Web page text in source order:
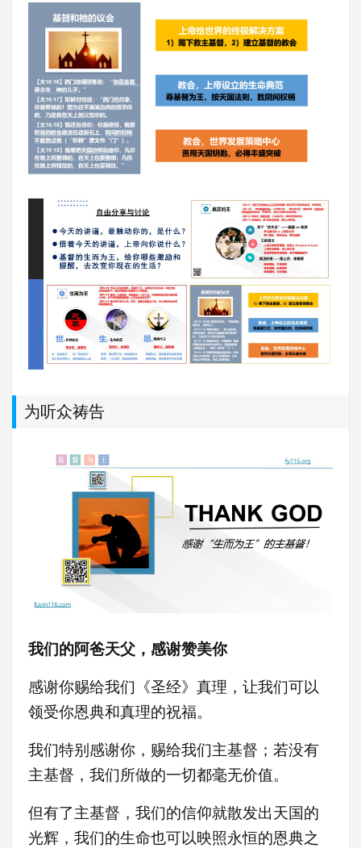
为听众祷告
我们的阿爸天父，感谢赞美你
感谢你赐给我们《圣经》真理，让我们可以
领受你恩典和真理的祝福。
我们特别感谢你，赐给我们主基督；若没有
主基督，我们所做的一切都毫无价值。
但有了主基督，我们的信仰就散发出天国的
光辉，我们的生命也可以映照永恒的恩典之